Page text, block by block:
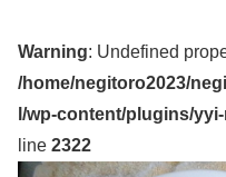
Warning: Undefined
/home/negitoro2023/
l/wp-content/plugins/
line 2322